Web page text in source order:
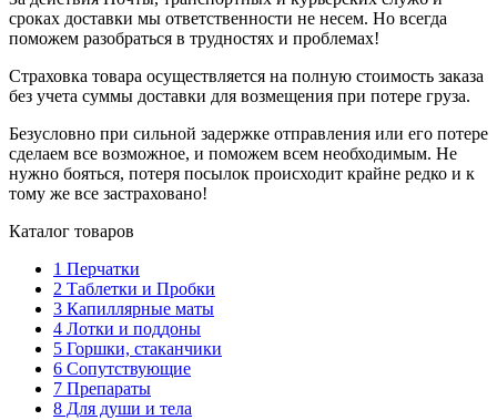
сроках доставки мы ответственности не несем. Но всегда
поможем разобраться в трудностях и проблемах!
Страховка товара осуществляется на полную стоимость заказа
без учета суммы доставки для возмещения при потере груза.
Безусловно при сильной задержке отправления или его потере
сделаем все возможное, и поможем всем необходимым. Не
нужно бояться, потеря посылок происходит крайне редко и к
тому же все застраховано!
Каталог товаров
1 Перчатки
2 Таблетки и Пробки
3 Капиллярные маты
4 Лотки и поддоны
5 Горшки, стаканчики
6 Сопутствующие
7 Препараты
8 Для души и тела